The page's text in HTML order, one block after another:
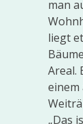
man
liegt
Areal.
einem
„Das